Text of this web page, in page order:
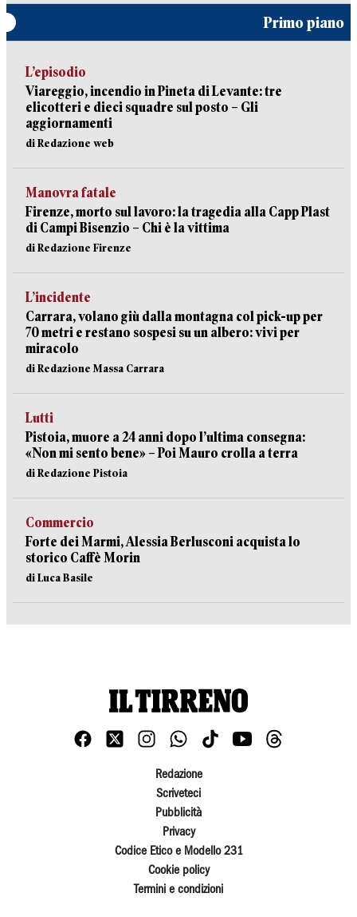
Primo piano
L’episodio
Viareggio, incendio in Pineta di Levante: tre
elicotteri e dieci squadre sul posto – Gli
aggiornamenti
di Redazione web
Manovra fatale
Firenze, morto sul lavoro: la tragedia alla Capp Plast
di Campi Bisenzio – Chi è la vittima
di Redazione Firenze
L’incidente
Carrara, volano giù dalla montagna col pick-up per
70 metri e restano sospesi su un albero: vivi per
miracolo
di Redazione Massa Carrara
Lutti
Pistoia, muore a 24 anni dopo l’ultima consegna:
«Non mi sento bene» – Poi Mauro crolla a terra
di Redazione Pistoia
Commercio
Forte dei Marmi, Alessia Berlusconi acquista lo
storico Caffè Morin
di Luca Basile
Redazione
Scriveteci
Pubblicità
Privacy
Codice Etico e Modello 231
Cookie policy
Termini e condizioni